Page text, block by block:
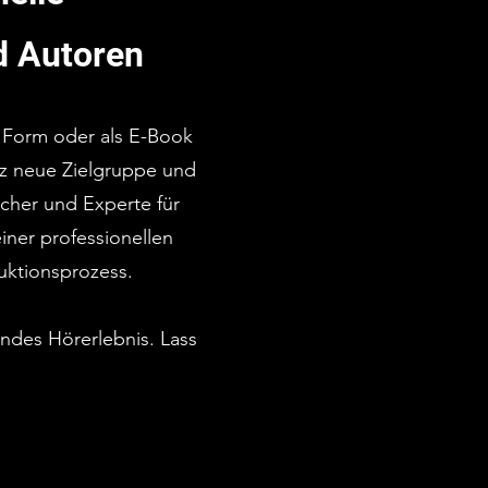
Autoren
oder als E-Book
neue Zielgruppe und
und Experte für
professionellen
Hörerlebnis. Lass